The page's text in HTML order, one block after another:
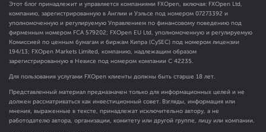
Этот блог принадлежит и управляется компаниями FXOpen, включая: FXOpen Ltd,
компанию, зарегистрированную в Англии и Уэльсе под номером 07273392 и
уполномоченную и регулируемую Управлением по финансовому поведению под
фирменным номером FCA 579202; FXOpen EU Ltd, уполномоченную и регулируемую
Комиссией по ценным бумагам и биржам Кипра (CySEC) под номером лицензии
194/13; FXOpen Markets Limited, компанию, надлежащим образом
зарегистрированную в Невисе под номером компании C 42235.
Для пользования услугами FXOpen клиенты должны быть старше 18 лет.
Представленный материал предназначен только для информационных целей и не
должен рассматриваться как инвестиционный совет. Взгляды, информация или
мнения, выраженные в тексте, принадлежат исключительно автору, а не
работодателю автора, организации, комитету или другой группе, лицу или компании.